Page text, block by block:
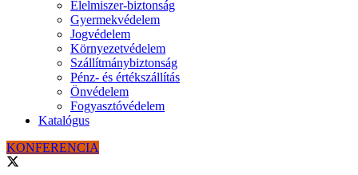
Élelmiszer-biztonság
Gyermekvédelem
Jogvédelem
Környezetvédelem
Szállítmánybiztonság
Pénz- és értékszállítás
Önvédelem
Fogyasztóvédelem
Katalógus
KONFERENCIA